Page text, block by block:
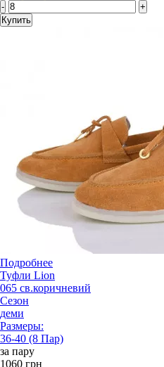
-
+
Купить
Подробнее
Туфли Lion
065 св.коричневий
Сезон
деми
Размеры:
36-40 (8 Пар)
за пару
1060 грн